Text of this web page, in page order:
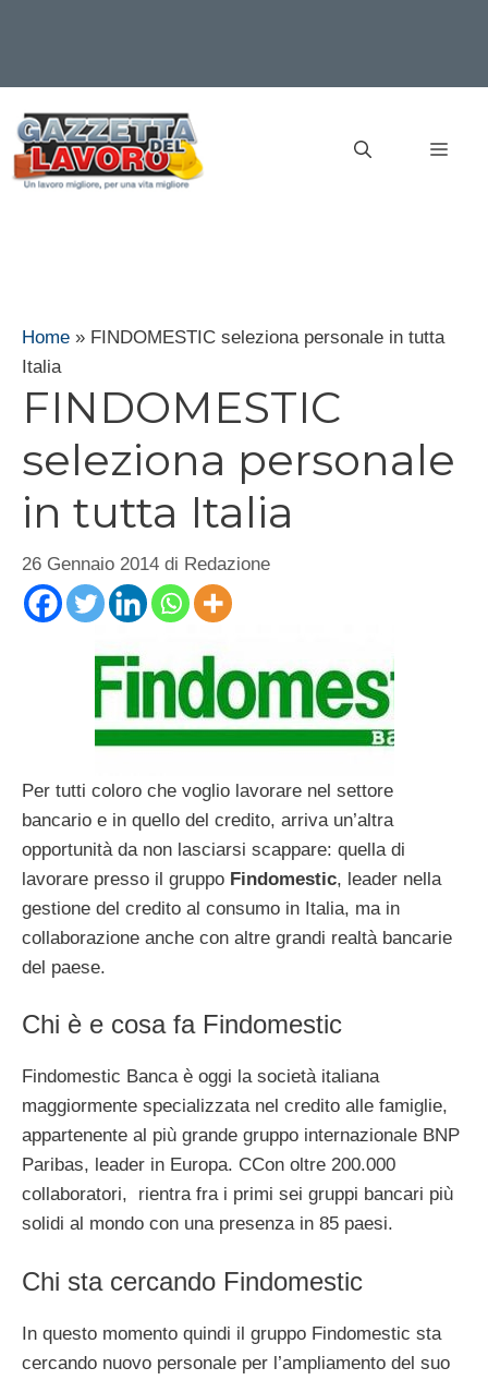
contenuto
Home » FINDOMESTIC seleziona personale in tutta
Italia
FINDOMESTIC
seleziona personale
in tutta Italia
26 Gennaio 2014 di Redazione
Per tutti coloro che voglio lavorare nel settore
bancario e in quello del credito, arriva un’altra
opportunità da non lasciarsi scappare: quella di
lavorare presso il gruppo Findomestic, leader nella
gestione del credito al consumo in Italia, ma in
collaborazione anche con altre grandi realtà bancarie
del paese.
Chi è e cosa fa Findomestic
Findomestic Banca è oggi la società italiana
maggiormente specializzata nel credito alle famiglie,
appartenente al più grande gruppo internazionale BNP
Paribas, leader in Europa. CCon oltre 200.000
collaboratori, rientra fra i primi sei gruppi bancari più
solidi al mondo con una presenza in 85 paesi.
Chi sta cercando Findomestic
In questo momento quindi il gruppo Findomestic sta
cercando nuovo personale per l’ampliamento del suo